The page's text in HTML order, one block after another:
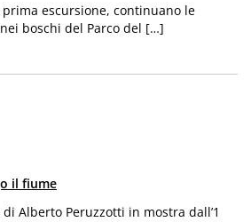
escursione, continuano le
boschi del Parco del […]
il fiume
Alberto Peruzzotti in mostra dall’1